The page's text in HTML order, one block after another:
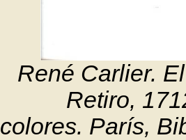
René Carlier.
Retiro,
colores. París,